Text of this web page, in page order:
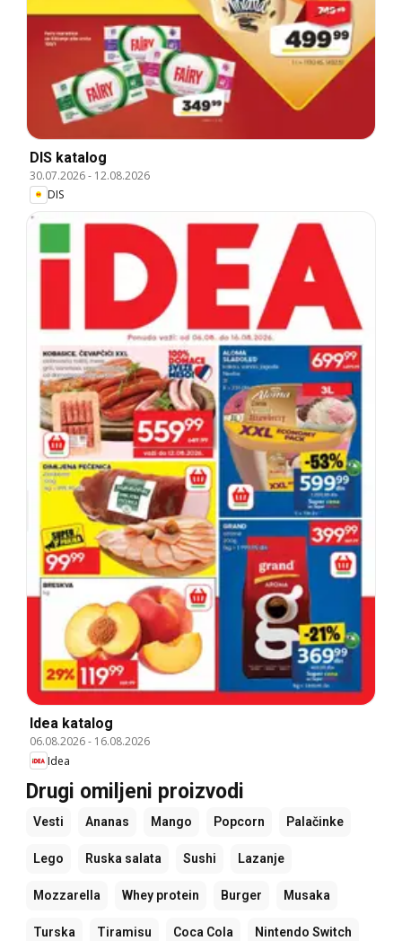
DIS katalog
30.07.2026- 12.08.2026
DIS
Idea katalog
06.08.2026- 16.08.2026
Idea
Drugi omiljeni proizvodi
Vesti Ananas Mango Popcorn Palačinke
Lego Ruska salata Sushi Lazanje
Mozzarella Whey protein Burger Musaka
Turska Tiramisu Coca Cola Nintendo Switch